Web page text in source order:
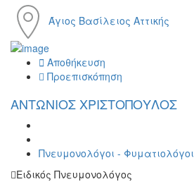
Άγιος Βασίλειος Αττικής
Αποθήκευση
Προεπισκόπηση
ΑΝΤΩΝΙΟΣ ΧΡΙΣΤΟΠΟΥΛΟΣ
Πνευμονολόγοι - Φυματιολόγοι
Ειδικός Πνευμονολόγος